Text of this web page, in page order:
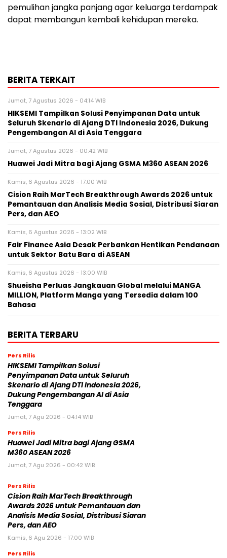
pemulihan jangka panjang agar keluarga terdampak
dapat membangun kembali kehidupan mereka.
BERITA TERKAIT
Jumat, 7 Agustus 2026 - 04:14 WIB
HIKSEMI Tampilkan Solusi Penyimpanan Data untuk
Seluruh Skenario di Ajang DTI Indonesia 2026, Dukung
Pengembangan AI di Asia Tenggara
Jumat, 7 Agustus 2026 - 00:42 WIB
Huawei Jadi Mitra bagi Ajang GSMA M360 ASEAN 2026
Kamis, 6 Agustus 2026 - 17:00 WIB
Cision Raih MarTech Breakthrough Awards 2026 untuk
Pemantauan dan Analisis Media Sosial, Distribusi Siaran
Pers, dan AEO
Kamis, 6 Agustus 2026 - 13:02 WIB
Fair Finance Asia Desak Perbankan Hentikan Pendanaan
untuk Sektor Batu Bara di ASEAN
Kamis, 6 Agustus 2026 - 13:00 WIB
Shueisha Perluas Jangkauan Global melalui MANGA
MILLION, Platform Manga yang Tersedia dalam 100
Bahasa
BERITA TERBARU
Pers Rilis
HIKSEMI Tampilkan Solusi
Penyimpanan Data untuk Seluruh
Skenario di Ajang DTI Indonesia 2026,
Dukung Pengembangan AI di Asia
Tenggara
Jumat, 7 Agu 2026 - 04:14 WIB
Pers Rilis
Huawei Jadi Mitra bagi Ajang GSMA
M360 ASEAN 2026
Jumat, 7 Agu 2026 - 00:42 WIB
Pers Rilis
Cision Raih MarTech Breakthrough
Awards 2026 untuk Pemantauan dan
Analisis Media Sosial, Distribusi Siaran
Pers, dan AEO
Kamis, 6 Agu 2026 - 17:00 WIB
Pers Rilis